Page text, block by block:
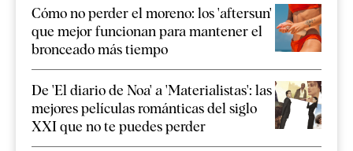
Cómo no perder el moreno: los 'aftersun'
que mejor funcionan para mantener el
bronceado más tiempo
De 'El diario de Noa' a 'Materialistas': las
mejores películas románticas del siglo
XXI que no te puedes perder